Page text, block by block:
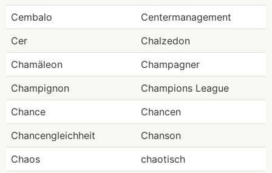
Cembalo
Centermanagement
Cer
Chalzedon
Chamäleon
Champagner
Champignon
Champions League
Chance
Chancen
Chancengleichheit
Chanson
Chaos
chaotisch